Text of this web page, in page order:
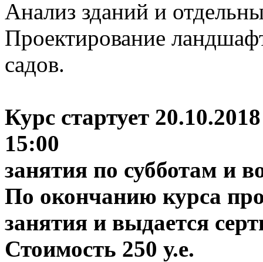
Анализ зданий и
Проектирование
садов.
Курс стартует
15:00
занятия по субботам и
По окончанию курса
занятия и выдается
Стоимость 250 у.е.